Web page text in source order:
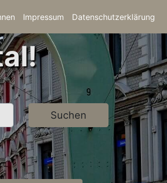
Impressum Datenschutzerklärung
Suchen